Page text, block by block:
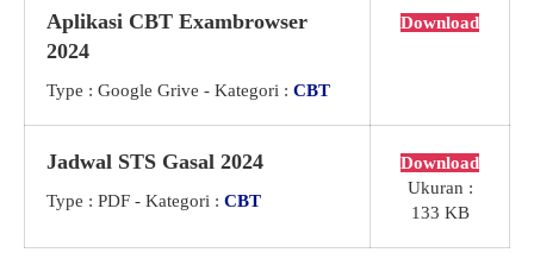
Galeri
Ekskul
Direktori
PENGADUAN KDST
GTK
Aplikasi CBT Exambrowser
2024
Type : Google Grive - Kategori : CBT
Download
Jadwal STS Gasal 2024
Type : PDF - Kategori : CBT
Download
Ukuran :
133 KB